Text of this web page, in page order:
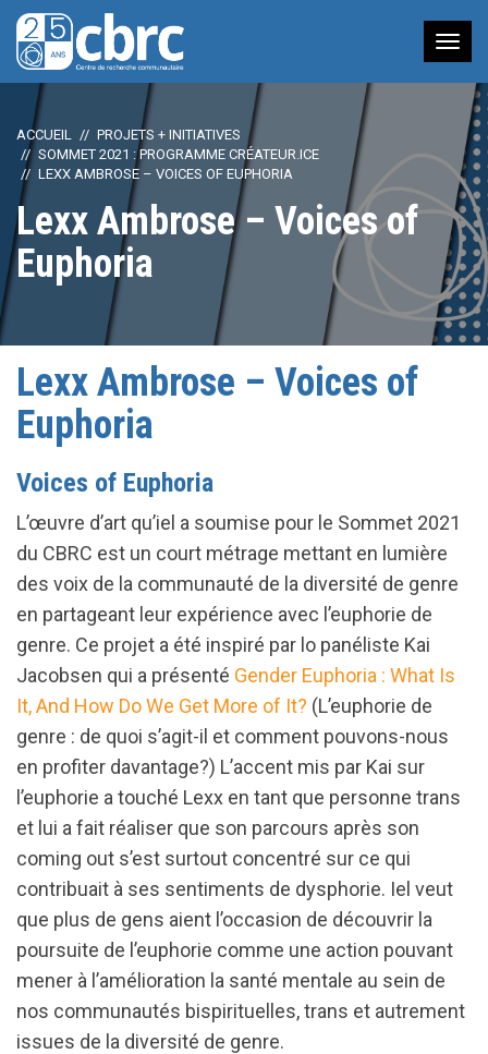
à
ACCUEIL
PROJETS + INITIATIVES
SOMMET 2021 : PROGRAMME CRÉATEUR.ICE
LEXX AMBROSE – VOICES OF EUPHORIA
Lexx Ambrose – Voices of
Euphoria
Lexx Ambrose – Voices of
Euphoria
Voices of Euphoria
L’œuvre d’art qu’iel a soumise pour le Sommet 2021
du CBRC est un court métrage mettant en lumière
des voix de la communauté de la diversité de genre
en partageant leur expérience avec l’euphorie de
genre. Ce projet a été inspiré par lo panéliste Kai
Jacobsen qui a présenté Gender Euphoria : What Is
It, And How Do We Get More of It? (L’euphorie de
genre : de quoi s’agit-il et comment pouvons-nous
en profiter davantage?) L’accent mis par Kai sur
l’euphorie a touché Lexx en tant que personne trans
et lui a fait réaliser que son parcours après son
coming out s’est surtout concentré sur ce qui
contribuait à ses sentiments de dysphorie. Iel veut
que plus de gens aient l’occasion de découvrir la
poursuite de l’euphorie comme une action pouvant
mener à l’amélioration la santé mentale au sein de
nos communautés bispirituelles, trans et autrement
issues de la diversité de genre.